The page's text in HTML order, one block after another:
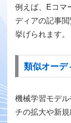
例えば、Eコマ
ディアの記事
挙げられます。
類似オーデ
機械学習モデ
チの拡大や新規